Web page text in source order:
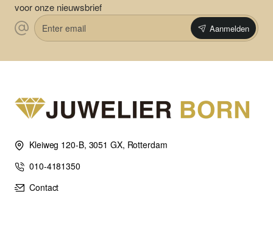
voor onze nieuwsbrief
Enter
email
Aanmelden
Kleiweg 120-B, 3051 GX, Rotterdam
010-4181350
Contact